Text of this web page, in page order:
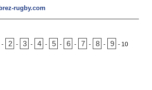
rugby.com
- 2 - 3 - 4 - 5 - 6 - 7 - 8 - 9 - 10